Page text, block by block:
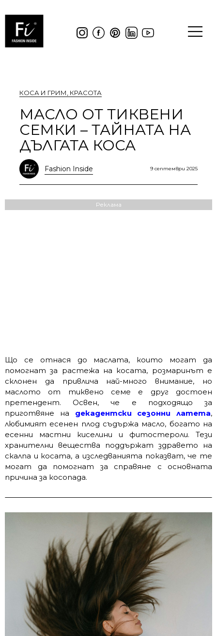
КОСА И ГРИМ КРАСОТА
МАСЛО ОТ ТИКВЕНИ
СЕМКИ – ТАЙНАТА НА
ДЪЛГАТА КОСА
Fashion Inside 9 септември 2025
Реклама
Що се отнася до маслата, които могат да
помогнат за растежа на косата, розмаринът е
склонен да привлича най-много внимание, но
маслото от тиквено семе е друг достоен
претендент. Освен, че е подходящо за
приготвяне на декадентски сезонни латета,
любимият есенен плод съдържа масло, богато на
есенни мастни киселини и фитостероли. Тези
хранителни вещества поддържат здравето на
скалпа и косата, а изследванията показват, че те
могат да помогнат за справяне с основната
причина за косопада.